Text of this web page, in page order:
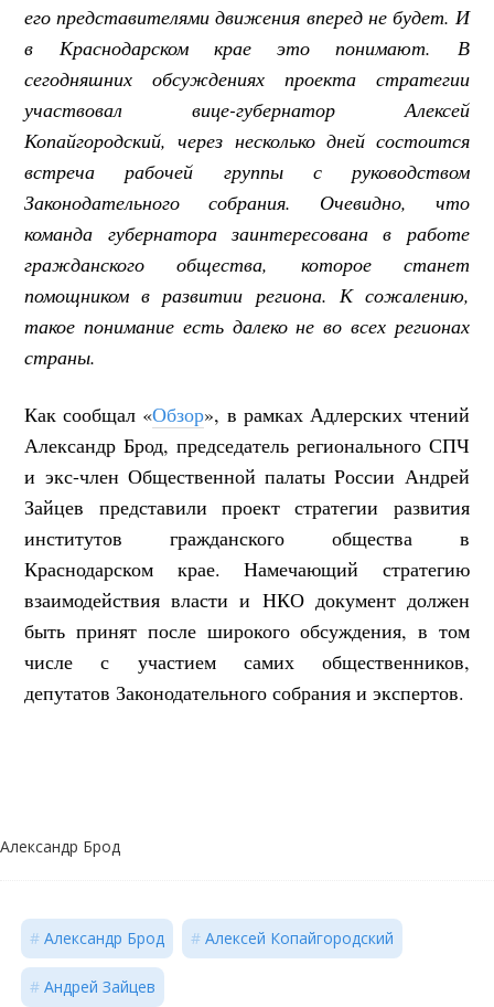
его представителями движения вперед не будет. И
в Краснодарском крае это понимают. В
сегодняшних обсуждениях проекта стратегии
участвовал вице-губернатор Алексей
Копайгородский, через несколько дней состоится
встреча рабочей группы с руководством
Законодательного собрания. Очевидно, что
команда губернатора заинтересована в работе
гражданского общества, которое станет
помощником в развитии региона. К сожалению,
такое понимание есть далеко не во всех регионах
страны.
Как сообщал «Обзор», в рамках Адлерских чтений
Александр Брод, председатель регионального СПЧ
и экс-член Общественной палаты России Андрей
Зайцев представили проект стратегии развития
институтов гражданского общества в
Краснодарском крае. Намечающий стратегию
взаимодействия власти и НКО документ должен
быть принят после широкого обсуждения, в том
числе с участием самих общественников,
депутатов Законодательного собрания и экспертов.
Александр Брод
Александр Брод Алексей Копайгородский
Андрей Зайцев